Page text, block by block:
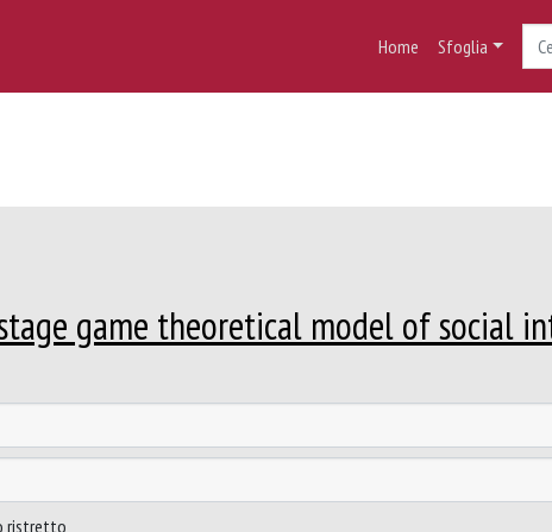
Home Sfoglia
game theoretical model of social
ristretto